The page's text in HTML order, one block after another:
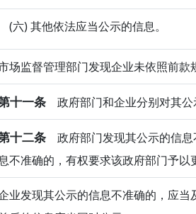
(六) 其他依法应当公示的信息。
场监督管理部门发现企业未依照前款
十一条 政府部门和企业分别对其公
十二条 政府部门发现其公示的信
不准确的，有权要求该政府部门予以
业发现其公示的信息不准确的，应